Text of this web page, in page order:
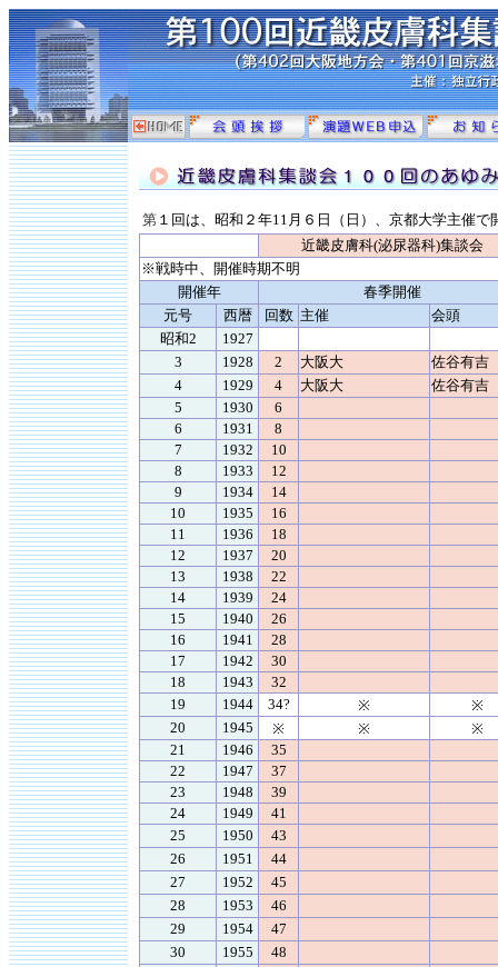
第 １回は、昭和２年11月６日（日）、京都大学主催で
近畿皮膚科(泌尿器科)集談会
※戦時中、開催時期不明
開催年
春季開催
元号
西暦 回数 主催
会頭
昭和2
1927
3
1928 2 大阪大
佐谷有吉
4
1929 4 大阪大
佐谷有吉
5
1930
6
6
1931
8
7
1932
10
8
1933
12
9
1934
14
10
1935
16
11
1936
18
12
1937
20
13
1938
22
14
1939
24
15
1940
26
16
1941
28
17
1942
30
18
1943
32
19
1944 34? ※
※
20
1945 ※ ※
※
21
1946
35
22
1947
37
23
1948
39
24
1949
41
25
1950
43
26
1951
44
27
1952
45
28
1953
46
29
1954
47
30
1955
48